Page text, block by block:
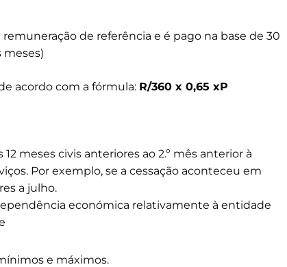
de referência e é pago na base de 30
meses)
acordo com a fórmula: R/360 x 0,65 xP
meses civis anteriores ao 2.º mês anterior à
Por exemplo, se a cessação aconteceu em
a julho.
económica relativamente à entidade
e máximos.